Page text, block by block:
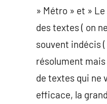
» Métro » et »
des textes ( on
souvent indécis
résolument
de textes qui ne
efficace, la